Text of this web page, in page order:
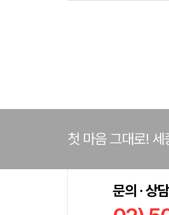
첫 마음 그대로!
문의 · 상